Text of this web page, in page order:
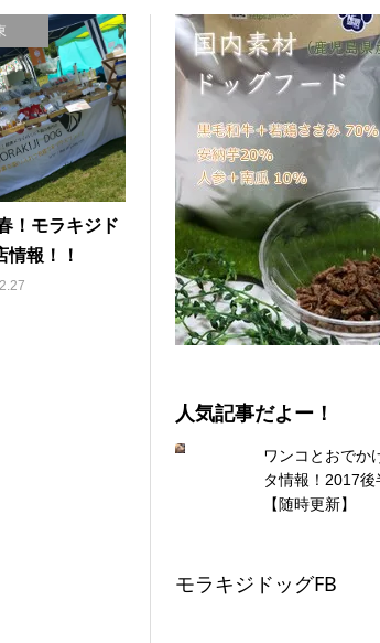
！モラキジド
情報！！
人気記事だよー！
ワンコとおでか
タ情報！2017後
【随時更新】
モラキジドッグFB